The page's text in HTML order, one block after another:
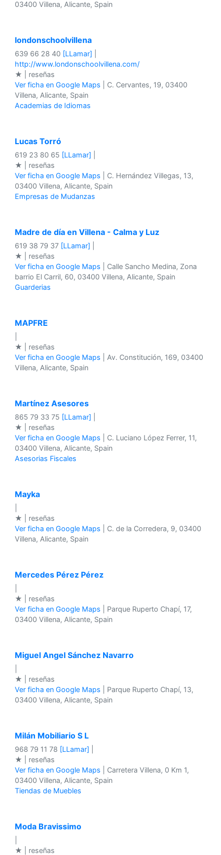
03400 Villena, Alicante, Spain
londonschoolvillena
639 66 28 40 [LLamar]
http://www.londonschoolvillena.com/
★ | reseñas
Ver ficha en Google Maps | C. Cervantes, 19, 03400
Villena, Alicante, Spain
Academias de Idiomas
Lucas Torró
619 23 80 65 [LLamar]
★ | reseñas
Ver ficha en Google Maps | C. Hernández Villegas, 13,
03400 Villena, Alicante, Spain
Empresas de Mudanzas
Madre de día en Villena - Calma y Luz
619 38 79 37 [LLamar]
★ | reseñas
Ver ficha en Google Maps | Calle Sancho Medina, Zona
barrio El Carril, 60, 03400 Villena, Alicante, Spain
Guarderias
MAPFRE
★ | reseñas
Ver ficha en Google Maps | Av. Constitución, 169, 03400
Villena, Alicante, Spain
Martínez Asesores
865 79 33 75 [LLamar]
★ | reseñas
Ver ficha en Google Maps | C. Luciano López Ferrer, 11,
03400 Villena, Alicante, Spain
Asesorias Fiscales
Mayka
★ | reseñas
Ver ficha en Google Maps | C. de la Corredera, 9, 03400
Villena, Alicante, Spain
Mercedes Pérez Pérez
★ | reseñas
Ver ficha en Google Maps | Parque Ruperto Chapí, 17,
03400 Villena, Alicante, Spain
Miguel Angel Sánchez Navarro
★ | reseñas
Ver ficha en Google Maps | Parque Ruperto Chapí, 13,
03400 Villena, Alicante, Spain
Milán Mobiliario S L
968 79 11 78 [LLamar]
★ | reseñas
Ver ficha en Google Maps | Carretera Villena, 0 Km 1,
03400 Villena, Alicante, Spain
Tiendas de Muebles
Moda Bravissimo
★ | reseñas